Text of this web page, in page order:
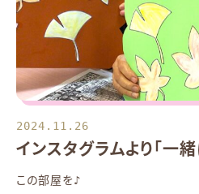
2024.11.26
インスタグラムより「一
この部屋を♪